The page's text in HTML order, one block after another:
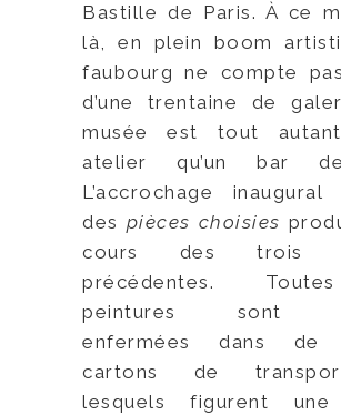
Bastille de Paris. À ce
là, en plein boom
faubourg ne compte
d’une trentaine de
musée est tout
atelier qu’un bar
L’accrochage inaugural
des pièces choisies
cours des trois
précédentes.
peintures sont
enfermées dans de
cartons de
lesquels figurent